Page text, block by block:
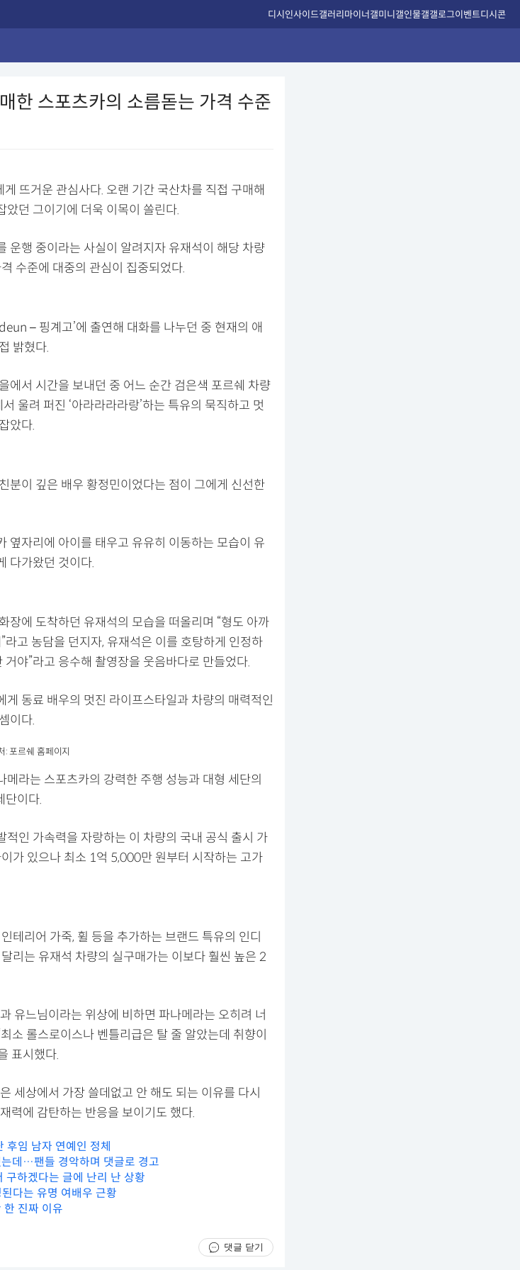
디시인사이드갤러리마이너갤미니갤인물갤갤로그이벤트디시콘
한 스포츠카의 소름돋는 가격 수준
뜨거운 관심사다. 오랜 기간 국산차를 직접 구매해
던 그이기에 더욱 이목이 쏠린다.
운행 중이라는 사실이 알려지자 유재석이 해당 차량
수준에 대중의 관심이 집중되었다.
– 핑계고’에 출연해 대화를 나누던 중 현재의 애
밝혔다.
에서 시간을 보내던 중 어느 순간 검은색 포르쉐 차량
울려 퍼진 ‘아라라라라랑’하는 특유의 묵직하고 멋
았다.
분이 깊은 배우 황정민이었다는 점이 그에게 신선한
옆자리에 아이를 태우고 유유히 이동하는 모습이 유
다가왔던 것이다.
장에 도착하던 유재석의 모습을 떠올리며 “형도 아까
고 농담을 던지자, 유재석은 이를 호탕하게 인정하
야”라고 응수해 촬영장을 웃음바다로 만들었다.
동료 배우의 멋진 라이프스타일과 차량의 매력적인
이다.
: 포르쉐 홈페이지
라는 스포츠카의 강력한 주행 성능과 대형 세단의
단이다.
인 가속력을 자랑하는 이 차량의 국내 공식 출시 가
가 있으나 최소 1억 5,000만 원부터 시작하는 고가
테리어 가죽, 휠 등을 추가하는 브랜드 특유의 인디
리는 유재석 차량의 실구매가는 이보다 훨씬 높은 2
유느님이라는 위상에 비하면 파나메라는 오히려 너
소 롤스로이스나 벤틀리급은 탈 줄 알았는데 취향이
표시했다.
세상에서 가장 쓸데없고 안 해도 되는 이유를 다시
력에 감탄하는 반응을 보이기도 했다.
후임 남자 연예인 정체
데…팬들 경악하며 댓글로 경고
구하겠다는 글에 난리 난 상황
다는 유명 여배우 근황
한 진짜 이유
댓글 닫기